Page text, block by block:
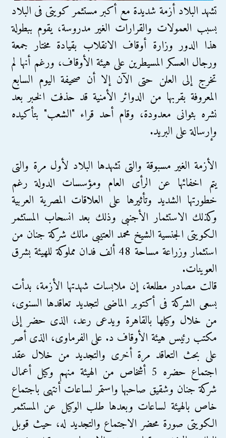
تشهد البلاد أزمة شديدة مع أكبر مستثمر كويتى فى البلاد
بسبب العمولات والقرارات الغير مدروسة، يقوم ببطولة
هذا الدور وزارة أوقاف الانقلاب بقيادة مختار جمعة
ورجال العسكر المسيطرين على هيئة الأوقاف، ورغم أنها لم
تخرج إلى العلن حتى الآن إلا أن صحيفة اليوم السابع
المعروفة بقربها من الدوائر الأمنية قد حذفت الخبر بعد
نشره بثوانى معدودة، وقام أحد قراء "الشعب" بتأكيده
وإرسالة على البريد.
الأزمة الغير مسبوقة والتى تشهدها البلاد لأول مرة والتى
يتم اخفائها عن الرأى العام ومؤسسات الدولة رغم
خطورتها الشديد وتأثيرها على العلاقات المصرية العربية
وكذلك الاستثمار الأجنبى وذلك بعد انسحاب المستثمر
الكويتى الجنسية الشيخ محمد العتيبى مالك شركة جنان من
استثمار وزراعة مساحة 48 ألف فدان مملوكة للهيئة بشرق
العوينات.
قالت مصادر مطلعة، إن ملابسات شهدتها الأزمة، بدأت
بسعى الشركة فى أكتوبر الماضى لتجديد تعاقدها السنوى،
من خلال وكيلها بالقاهرة ويدعى رعد، الذى حضر إلى
مكتب رئيس هيئة الأوقاف د. على الفرماوى، الذى أصر
على بحث التعاقد مرة أخرى والتجديد من خلال عقد
اجتماع حضره 5 أشخاص من الهيئة منهم وكيل أعمال
شركة جنان وشقيق صاحبها واستمر لساعات أنتهى باجتماع
خاص بالهيئة لساعات وبعدها طلب الوكيل عن المستثمر
الكويتى صورة محضر الاجتماع والتجديد له، حيث قوبل